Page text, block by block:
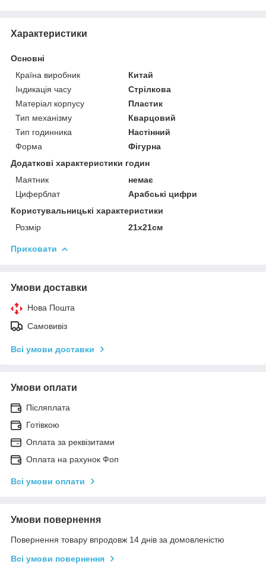
Характеристики
Основні
Країна виробник
Китай
Індикація часу
Стрілкова
Матеріал корпусу
Пластик
Тип механізму
Кварцовий
Тип годинника
Настінний
Форма
Фігурна
Додаткові характеристики годин
Маятник
немає
Циферблат
Арабські цифри
Користувальницькі характеристики
Розмір
21х21см
Приховати
Умови доставки
Нова Пошта
Самовивіз
Всі умови доставки
Умови оплати
Післяплата
Готівкою
Оплата за реквізитами
Оплата на рахунок Фоп
Всі умови оплати
Умови повернення
Повернення товару впродовж 14 днів за домовленістю
Всі умови повернення